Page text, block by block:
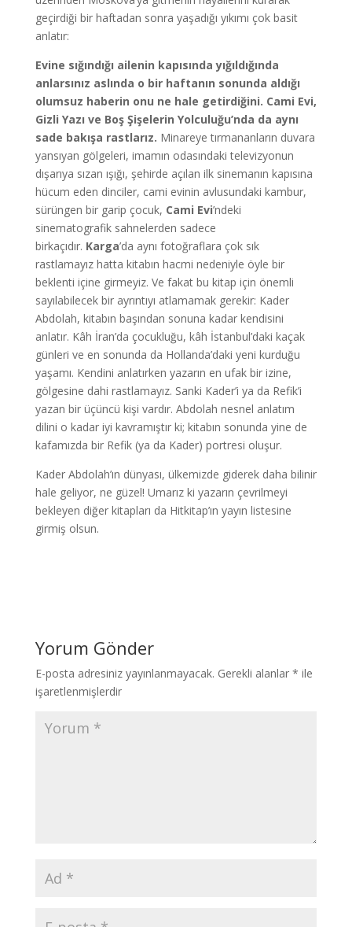
geçirdiği bir haftadan sonra yaşadığı yıkımı çok basit
anlatır:
Evine sığındığı ailenin kapısında yığıldığında
anlarsınız aslında o bir haftanın sonunda aldığı
olumsuz haberin onu ne hale getirdiğini. Cami Evi,
Gizli Yazı ve Boş Şişelerin Yolculuğu’nda da aynı
sade bakışa rastlarız. Minareye tırmananların duvara
yansıyan gölgeleri, imamın odasındaki televizyonun
dışarıya sızan ışığı, şehirde açılan ilk sinemanın kapısına
hücum eden dinciler, cami evinin avlusundaki kambur,
sürüngen bir garip çocuk, Cami Evi’ndeki
sinematografik sahnelerden sadece
birkaçıdır. Karga’da aynı fotoğraflara çok sık
rastlamayız hatta kitabın hacmi nedeniyle öyle bir
beklenti içine girmeyiz. Ve fakat bu kitap için önemli
sayılabilecek bir ayrıntıyı atlamamak gerekir: Kader
Abdolah, kitabın başından sonuna kadar kendisini
anlatır. Kâh İran’da çocukluğu, kâh İstanbul’daki kaçak
günleri ve en sonunda da Hollanda’daki yeni kurduğu
yaşamı. Kendini anlatırken yazarın en ufak bir izine,
gölgesine dahi rastlamayız. Sanki Kader’i ya da Refik’i
yazan bir üçüncü kişi vardır. Abdolah nesnel anlatım
dilini o kadar iyi kavramıştır ki; kitabın sonunda yine de
kafamızda bir Refik (ya da Kader) portresi oluşur.
Kader Abdolah’ın dünyası, ülkemizde giderek daha bilinir
hale geliyor, ne güzel! Umarız ki yazarın çevrilmeyi
bekleyen diğer kitapları da Hitkitap’ın yayın listesine
girmiş olsun.
Yorum Gönder
E-posta adresiniz yayınlanmayacak. Gerekli alanlar * ile
işaretlenmişlerdir